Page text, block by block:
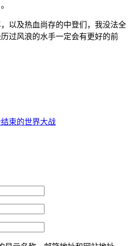
以及热血尚存的中登们，我没法全
过风浪的水手一定会有更好的前
束的世界大战